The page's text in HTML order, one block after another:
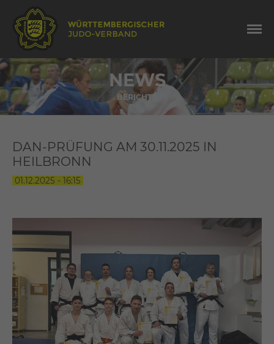
NEWS
BERICHTE
DAN-PRÜFUNG AM 30.11.2025 IN
HEILBRONN
01.12.2025 - 16:15